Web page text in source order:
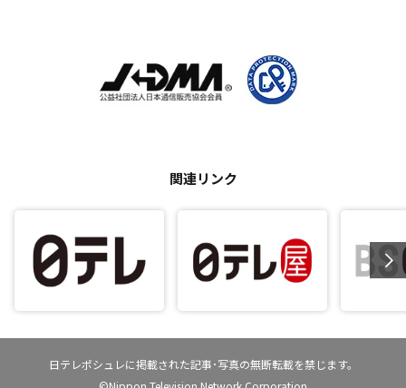
関連リンク
日テレポシュレに掲載された記事･写真の無断転載を禁じます。